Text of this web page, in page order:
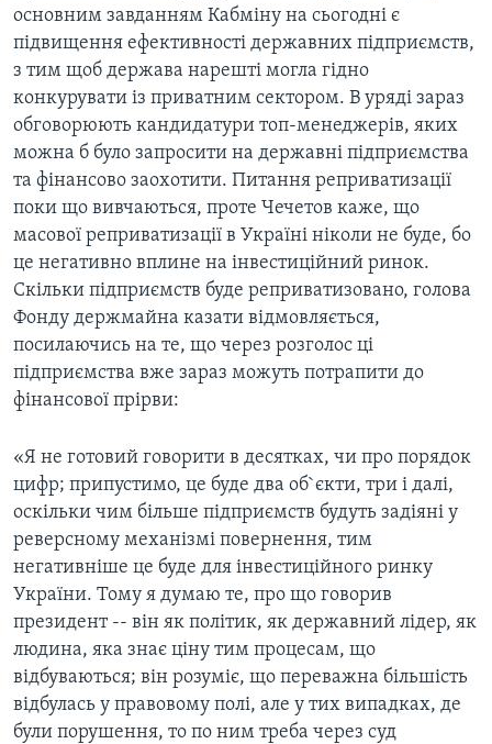
основним завданням Кабміну на сьогодні є
підвищення ефективності державних підприємств,
з тим щоб держава нарешті могла гідно
конкурувати із приватним сектором. В уряді зараз
обговорюють кандидатури топ-менеджерів, яких
можна б було запросити на державні підприємства
та фінансово заохотити. Питання реприватизації
поки що вивчаються, проте Чечетов каже, що
масової реприватизації в Україні ніколи не буде, бо
це негативно вплине на інвестиційний ринок.
Скільки підприємств буде реприватизовано, голова
Фонду держмайна казати відмовляється,
посилаючись на те, що через розголос ці
підприємства вже зараз можуть потрапити до
фінансової прірви:
«Я не готовий говорити в десятках, чи про порядок
цифр; припустимо, це буде два об`єкти, три і далі,
оскільки чим більше підприємств будуть задіяні у
реверсному механізмі повернення, тим
негативніше це буде для інвестиційного ринку
України. Тому я думаю те, про що говорив
президент -- він як політик, як державний лідер, як
людина, яка знає ціну тим процесам, що
відбуваються; він розуміє, що переважна більшість
відбулась у правовому полі, але у тих випадках, де
були порушення, то по ним треба через суд